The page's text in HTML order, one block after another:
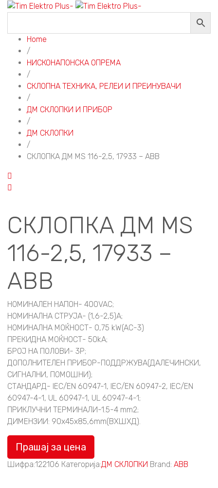
Home
/
НИСКОНАПОНСКА ОПРЕМА
/
СКЛОПНА ТЕХНИКА, РЕЛЕИ И ПРЕИНУВАЧИ
/
ДМ СКЛОПКИ И ПРИБОР
/
ДМ СКЛОПКИ
/
СКЛОПКА ДМ MS 116-2,5, 17933 – ABB
СКЛОПКА ДМ MS
116-2,5, 17933 –
ABB
НОМИНАЛЕН НАПОН- 400VAC;
НОМИНАЛНА СТРУЈА- (1,6-2,5)A;
НОМИНАЛНА МОЌНОСТ- 0,75 kW(AC-3)
ПРЕКИДНА МОЌНОСТ- 50kA;
БРОЈ НА ПОЛОВИ- 3P;
ДОПОЛНИТЕЛЕН ПРИБОР-ПОДДРЖУВА(ДАЛЕЧИНСКИ,
СИГНАЛНИ, ПОМОШНИ);
СТАНДАРД- IEC/EN 60947-1, IEC/EN 60947-2, IEC/EN
60947-4-1, UL 60947-1, UL 60947-4-1;
ПРИКЛУЧНИ ТЕРМИНАЛИ-1.5-4 mm2;
ДИМЕНЗИИ: 90x45x85,6mm(ВXШXД).
Прашај за цена
Шифра:122106 Категорија:ДМ СКЛОПКИ Brand: ABB